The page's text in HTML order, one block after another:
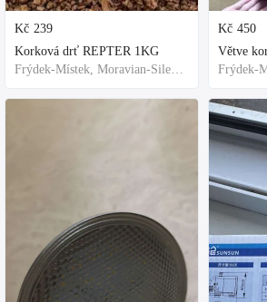
Kč 239
Korková drť REPTER 1KG
Frýdek-Místek, Moravian-Silesian Region,Others
Kč 450
Větve